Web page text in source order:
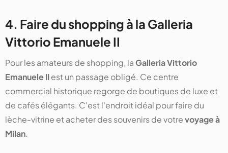
4. Faire du shopping à la Galleria
Vittorio Emanuele II
Pour les amateurs de shopping, la Galleria Vittorio
Emanuele IIest un passage obligé. Ce centre
commercial historique regorge de boutiques de luxe et
de cafés élégants. C'est l'endroit idéal pour faire du
lèche-vitrine et acheter des souvenirs de votrevoyage à
Milan​​​​.